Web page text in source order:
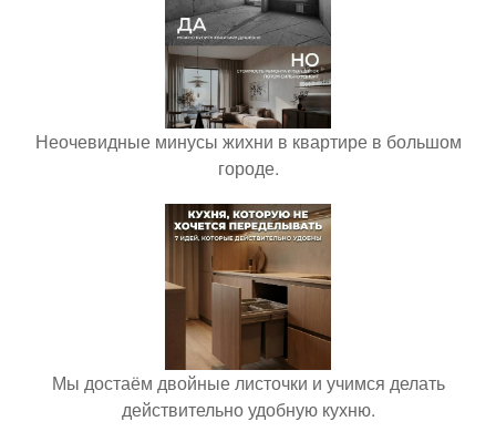
Неочевидные минусы жихни в квартире в большом
городе.
Мы достаём двойные листочки и учимся делать
действительно удобную кухню.